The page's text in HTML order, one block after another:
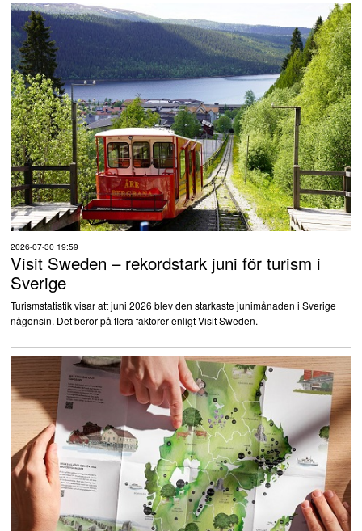
2026-07-30 19:59
Visit Sweden – rekordstark juni för turism i
Sverige
Turismstatistik visar att juni 2026 blev den starkaste junimånaden i Sverige
någonsin. Det beror på flera faktorer enligt Visit Sweden.